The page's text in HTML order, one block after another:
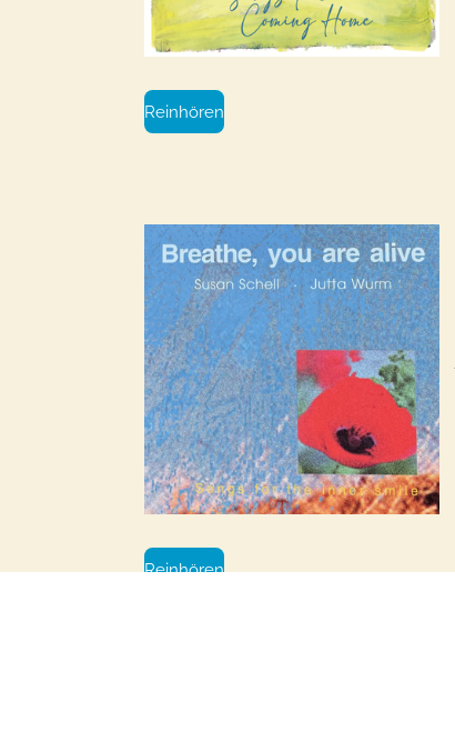
Reinhören
Reinhören